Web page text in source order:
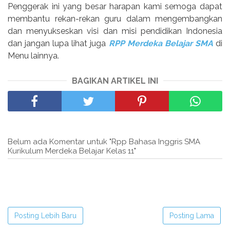
Penggerak ini yang besar harapan kami semoga dapat
membantu rekan-rekan guru dalam mengembangkan
dan menyukseskan visi dan misi pendidikan Indonesia
dan jangan lupa lihat juga RPP Merdeka Belajar SMA di
Menu lainnya.
BAGIKAN ARTIKEL INI
Belum ada Komentar untuk "Rpp Bahasa Inggris SMA
Kurikulum Merdeka Belajar Kelas 11"
Posting Lebih Baru Posting Lama